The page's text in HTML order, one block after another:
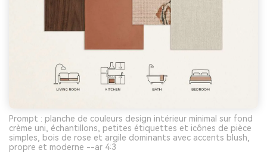
Prompt : planche de couleurs design intérieur minimal sur fond
crème uni, échantillons, petites étiquettes et icônes de pièce
simples, bois de rose et argile dominants avec accents blush,
propre et moderne --ar 4:3